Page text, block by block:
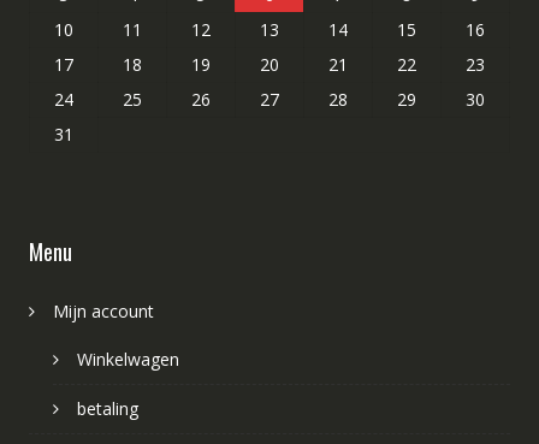
10
11 12 13 14 15
16
17
18 19 20 21 22
23
24
25 26 27 28 29
30
31
Menu
Mijn account
Winkelwagen
betaling